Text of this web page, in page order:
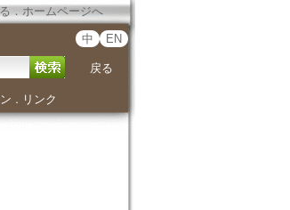
． ホームページへ
中 EN
戻る
． リンク